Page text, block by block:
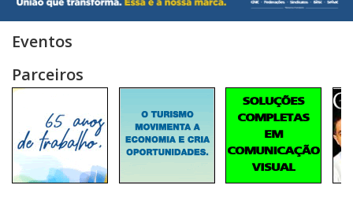
Eventos
Parceiros